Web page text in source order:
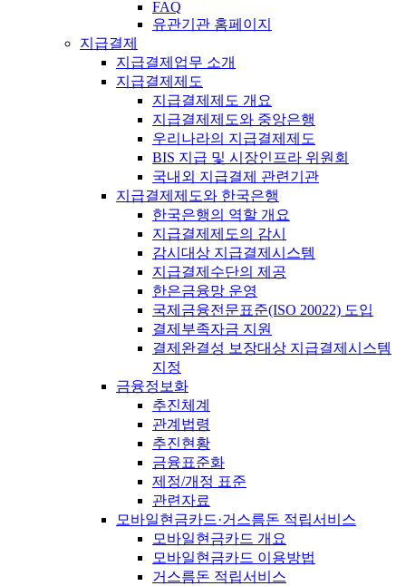
FAQ
유관기관 홈페이지
지급결제
지급결제업무 소개
지급결제제도
지급결제제도 개요
지급결제제도와 중앙은행
우리나라의 지급결제제도
BIS 지급 및 시장인프라 위원회
국내외 지급결제 관련기관
지급결제제도와 한국은행
한국은행의 역할 개요
지급결제제도의 감시
감시대상 지급결제시스템
지급결제수단의 제공
한은금융망 운영
국제금융전문표준(ISO 20022) 도입
결제부족자금 지원
결제완결성 보장대상 지급결제시스템
지정
금융정보화
추진체계
관계법령
추진현황
금융표준화
제정/개정 표준
관련자료
모바일현금카드·거스름돈 적립서비스
모바일현금카드 개요
모바일현금카드 이용방법
거스름돈 적립서비스